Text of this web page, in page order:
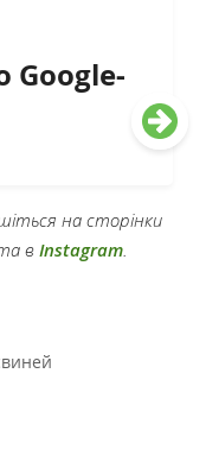
Google-
на сторінки
в Instagram